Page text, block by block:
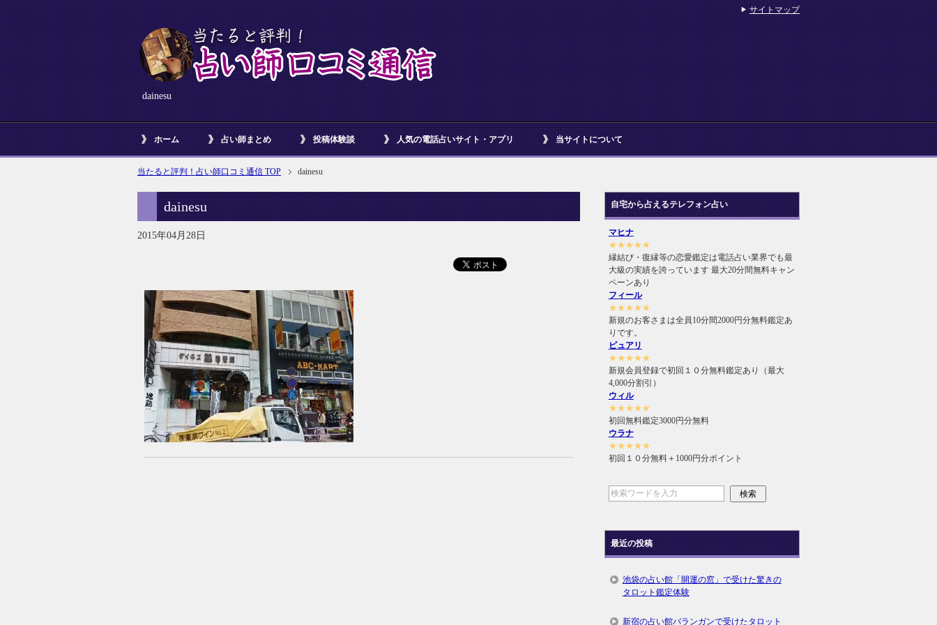
dainesu
ホーム 占い師まとめ 投稿体験談 人気の電話占いサイト・アプリ 当サイトについて
当たると評判！占い師口コミ通信 TOP dainesu
dainesu
2015年04月28日
自宅から占えるテレフォン占い
マヒナ
★★★★★
縁結び・復縁等の恋愛鑑定は電話占い業界でも最
大級の実績を誇っています 最大20分間無料キャン
ペーンあり
フィール
★★★★★
新規のお客さまは全員10分間2000円分無料鑑定あ
りです。
ピュアリ
★★★★★
新規会員登録で初回１０分無料鑑定あり（最大
4,000分割引）
ウィル
★★★★★
初回無料鑑定3000円分無料
ウラナ
★★★★★
初回１０分無料＋1000円分ポイント
最近の投稿
池袋の占い館「開運の窓」で受けた驚きの
タロット鑑定体験
新宿の占い館バランガンで受けたタロット
サイトマップ